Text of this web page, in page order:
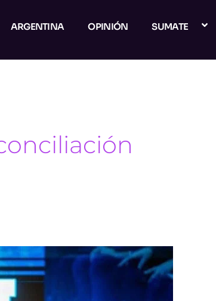
ARGENTINA OPINIÓN SUMATE